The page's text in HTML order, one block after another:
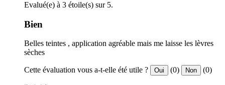
Evalué(e) à 3 étoile(s) sur 5.
Bien
Belles teintes , application agréable mais me laisse les lèvres
sèches
Cette évaluation vous a-t-elle été utile ? Oui (0) Non (0)